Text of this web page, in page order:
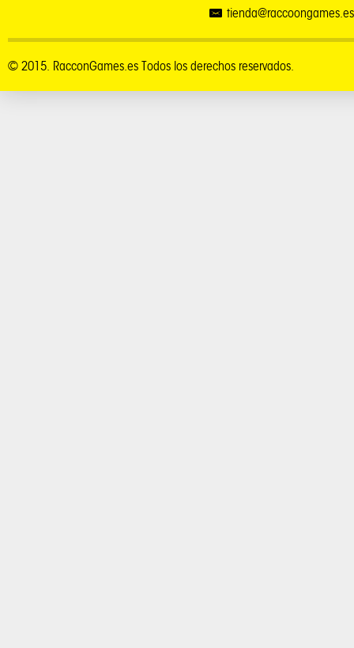
tienda@raccoongames.es
© 2015. RacconGames.es Todos los derechos reservados.